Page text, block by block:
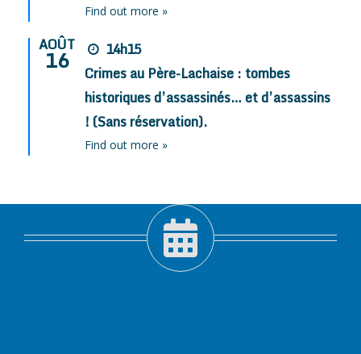
Find out more »
AOÛT
16
14h15
Crimes au Père-Lachaise : tombes
historiques d’assassinés… et d’assassins
! (Sans réservation).
Find out more »